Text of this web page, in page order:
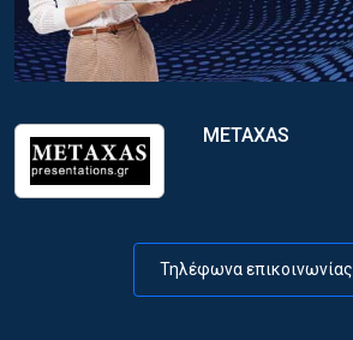
METAXAS
Τηλέφωνα επικοινωνίας